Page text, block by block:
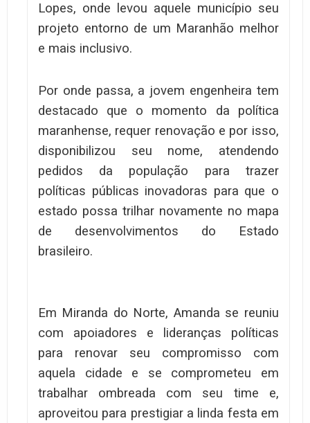
Lopes, onde levou aquele município seu
projeto entorno de um Maranhão melhor
e mais inclusivo.
Por onde passa, a jovem engenheira tem
destacado que o momento da política
maranhense, requer renovação e por isso,
disponibilizou seu nome, atendendo
pedidos da população para trazer
políticas públicas inovadoras para que o
estado possa trilhar novamente no mapa
de desenvolvimentos do Estado
brasileiro.
Em Miranda do Norte, Amanda se reuniu
com apoiadores e lideranças políticas
para renovar seu compromisso com
aquela cidade e se comprometeu em
trabalhar ombreada com seu time e,
aproveitou para prestigiar a linda festa em